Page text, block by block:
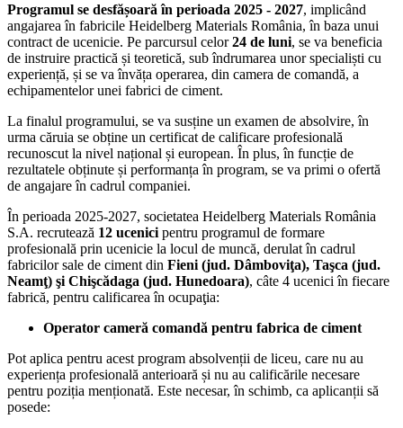
Programul se desfășoară în perioada 2025 - 2027, implicând
angajarea în fabricile Heidelberg Materials România, în baza unui
contract de ucenicie. Pe parcursul celor24 de luni, se va beneficia
de instruire practică și teoretică, sub îndrumarea unor specialiști cu
experiență, și se va învăța operarea, din camera de comandă, a
echipamentelor unei fabrici de ciment.
La finalul programului, se va susține un examen de absolvire, în
urma căruia se obține un certificat de calificare profesională
recunoscut la nivel național și european. În plus, în funcție de
rezultatele obținute și performanța în program, se va primi o ofertă
de angajare în cadrul companiei.
În perioada 2025-2027, societatea Heidelberg Materials România
S.A. recrutează 12 ucenici pentru programul de formare
profesională prin ucenicie la locul de muncă, derulat în cadrul
fabricilor sale de ciment din Fieni (jud. Dâmboviţa), Taşca (jud.
Neamţ) şi Chişcădaga (jud. Hunedoara), câte 4 ucenici în fiecare
fabrică, pentru calificarea în ocupaţia:
Operator cameră comandă pentru fabrica de ciment
Pot aplica pentru acest program absolvenții de liceu, care nu au
experiența profesională anterioară și nu au calificările necesare
pentru poziția menționată. Este necesar, în schimb, ca aplicanții să
posede: